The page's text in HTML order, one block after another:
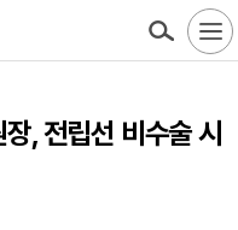
, 전립선 비수술 시